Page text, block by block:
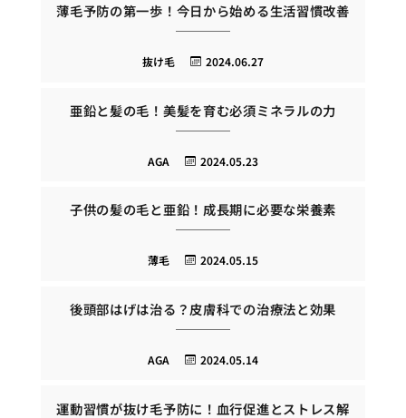
薄毛予防の第一歩！今日から始める生活習慣改善
2024.06.27
抜け毛
亜鉛と髪の毛！美髪を育む必須ミネラルの力
2024.05.23
AGA
子供の髪の毛と亜鉛！成長期に必要な栄養素
2024.05.15
薄毛
後頭部はげは治る？皮膚科での治療法と効果
2024.05.14
AGA
運動習慣が抜け毛予防に！血行促進とストレス解